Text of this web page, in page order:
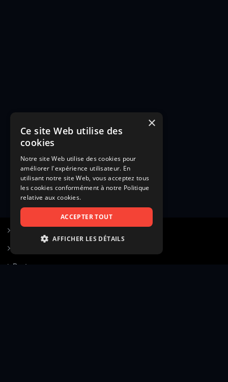
Poster une annonce
×
Ce site Web utilise des
cookies
Notre site Web utilise des cookies pour
améliorer l'expérience utilisateur. En
utilisant notre site Web, vous acceptez tous
les cookies conformément à notre Politique
relative aux cookies.
ACCEPTER TOUT
AFFICHER LES DÉTAILS